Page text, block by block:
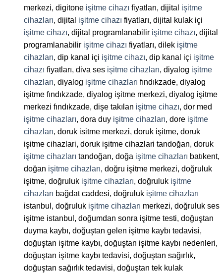
merkezi, digitone işitme cihazı fiyatları, dijital işitme
cihazları, dijital işitme cihazı fiyatları, dijital kulak içi
işitme cihazı, dijital programlanabilir işitme cihazı, dijital
programlanabilir işitme cihazı fiyatları, dilek işitme
cihazları, dip kanal içi işitme cihazı, dip kanal içi işitme
cihazı fiyatları, diva ses işitme cihazları, diyalog işitme
cihazları, diyalog işitme cihazları fındıkzade, diyalog
işitme fındıkzade, diyalog işitme merkezi, diyalog işitme
merkezi fındıkzade, dişe takılan işitme cihazı, dor med
işitme cihazları, dora duy işitme cihazları, dore işitme
cihazları, doruk isitme merkezi, doruk işitme, doruk
işitme cihazlari, doruk işitme cihazlari tandoğan, doruk
işitme cihazları tandoğan, doğa işitme cihazları batıkent,
doğan işitme cihazları, doğru işitme merkezi, doğruluk
işitme, doğruluk işitme cihazları, doğruluk işitme
cihazları bağdat caddesi, doğruluk işitme cihazları
istanbul, doğruluk işitme cihazları merkezi, doğruluk ses
işitme istanbul, doğumdan sonra işitme testi, doğuştan
duyma kaybı, doğuştan gelen işitme kaybı tedavisi,
doğuştan işitme kaybı, doğuştan işitme kaybı nedenleri,
doğuştan işitme kaybı tedavisi, doğuştan sağırlık,
doğuştan sağırlık tedavisi, doğuştan tek kulak